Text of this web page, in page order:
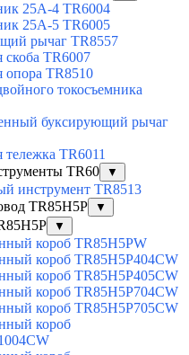
25А-4 TR6004
25А-5 TR6005
рычаг TR8557
скоба TR6007
опора TR8510
токосъемника
буксирующий рычаг
тележка TR6011
TR60
▼
инструмент TR8513
TR85H5P
▼
▼
короб TR85H5PW
короб TR85H5P404CW
короб TR85H5P405CW
короб TR85H5P704CW
короб TR85H5P705CW
короб